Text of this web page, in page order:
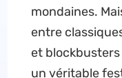
mondaines.
entre
et
un véritable